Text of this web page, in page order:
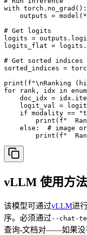
with torch.no_grad():
outputs =
# Get logits
logits =
logits_flat =
# Get sorted
sorted_indices =
print(f"\nRanking
for rank, idx in
doc_idx =
logit_val =
if modality ==
print(f"
else:  # image
vLLM 使用方法
该模型可通过vLLM进
序。必须通过--chat-
查询-文档对——如果没